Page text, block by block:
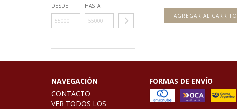
DESDE HASTA
AGREGAR AL CARRITO
NAVEGACIÓN
CONTACTO
VER TODOS LOS
FORMAS DE ENVÍO